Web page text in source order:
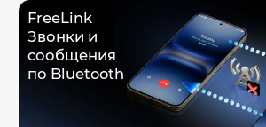
FreeLink
Звонки и
сообщения
по Bluetooth